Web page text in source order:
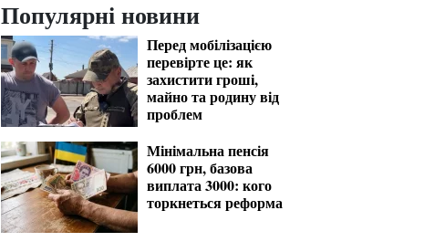
Популярні новини
Перед мобілізацією
перевірте це: як
захистити гроші,
майно та родину від
проблем
Мінімальна пенсія
6000 грн, базова
виплата 3000: кого
торкнеться реформа